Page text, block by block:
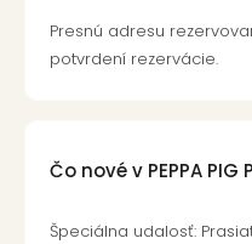
Presnú adresu
potvrdení rezervácie.
Čo nové v PEPPA
Špeciálna udalosť: